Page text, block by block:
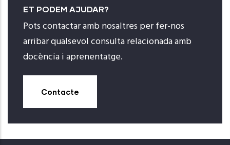
ET PODEM AJUDAR?
Pots contactar amb nosaltres per fer-nos
arribar qualsevol consulta relacionada amb
docència i aprenentatge.
Contacte